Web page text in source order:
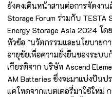
ยังคงเดินหน้าสานต่อการจัดงาน
Storage Forum ร่วมกับ TESTA
Energy Storage Asia 2024 โ
หัวข้อ "นวัตกรรมและนโยบายก
อายุขัยเพื่อความยั่งยืนของระบ
เกียรติจาก บริษัท Ascend
AM Batteries ซึ่งจะมาแบ่งปัน
แคโทดจากแบตเตอรี่มาใช้ใหม่